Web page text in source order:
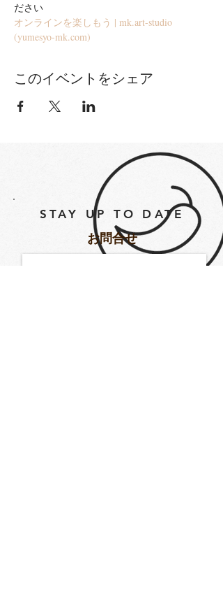
ださい
オンラインを楽しもう | mk.art-studio
(yumesyo-mk.com)
このイベントをシェア
STAY UP TO DATE
​お問合せ